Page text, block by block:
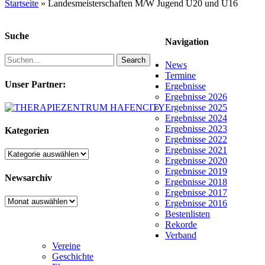
Startseite » Landesmeisterschaften M/W Jugend U20 und U16
Suche
Search
Unser Partner:
Kategorien
Kategorien
Newsarchiv
Newsarchiv
Navigation
News
Termine
Ergebnisse
Ergebnisse 2026
Ergebnisse 2025
Ergebnisse 2024
Ergebnisse 2023
Ergebnisse 2022
Ergebnisse 2021
Ergebnisse 2020
Ergebnisse 2019
Ergebnisse 2018
Ergebnisse 2017
Ergebnisse 2016
Bestenlisten
Rekorde
Verband
Vereine
Geschichte